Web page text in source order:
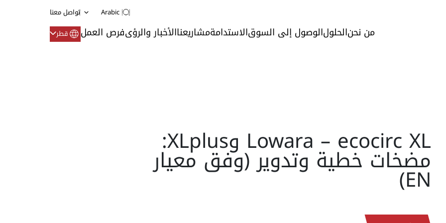
Arabic تواصل معنا
من نحنالحلولالوصول إلى السوقالاستدامةمشاريعناالأخبار والرؤىفرص العمل قطر
Lowara – ecocirc XL وXLplus:
مضخات خطية وتدوير (وفق معيار
EN)